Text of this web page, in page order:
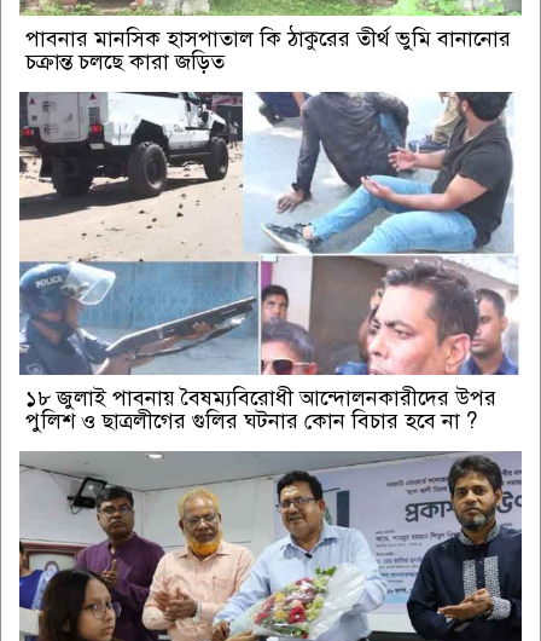
পাবনার মানসিক হাসপাতাল কি ঠাকুরের তীর্থ ভুমি বানানোর
চক্রান্ত চলছে কারা জড়িত
১৮ জুলাই পাবনায় বৈষম্যবিরোধী আন্দোলনকারীদের উপর
পুলিশ ও ছাত্রলীগের গুলির ঘটনার কোন বিচার হবে না ?